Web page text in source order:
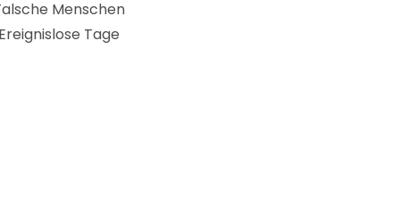
Menschen
Ereignislose Tage